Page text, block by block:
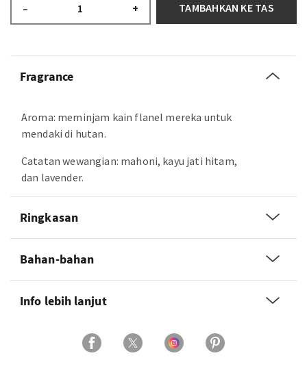
– + TAMBAHKAN KE TAS
Fragrance
Aroma: meminjam kain flanel mereka untuk
mendaki di hutan.
Catatan wewangian: mahoni, kayu jati hitam,
dan lavender.
Ringkasan
Bahan-bahan
Info lebih lanjut